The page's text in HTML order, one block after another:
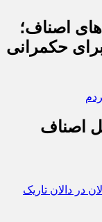
اصناف؛
حکمرانی
اصناف